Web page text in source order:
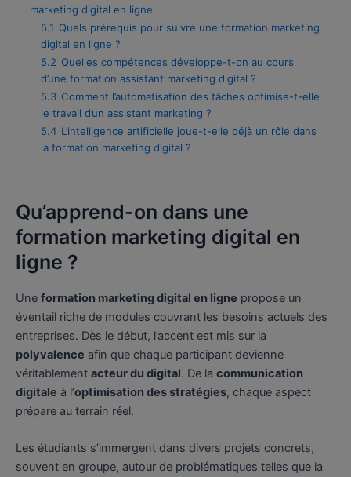
marketing digital en ligne
5.1 Quels prérequis pour suivre une formation marketing
digital en ligne ?
5.2 Quelles compétences développe-t-on au cours
d’une formation assistant marketing digital ?
5.3 Comment l’automatisation des tâches optimise-t-elle
le travail d’un assistant marketing ?
5.4 L’intelligence artificielle joue-t-elle déjà un rôle dans
la formation marketing digital ?
Qu’apprend-on dans une
formation marketing digital en
ligne ?
Une formation marketing digital en ligne propose un
éventail riche de modules couvrant les besoins actuels des
entreprises. Dès le début, l’accent est mis sur la
polyvalence afin que chaque participant devienne
véritablement acteur du digital. De la communication
digitale à l’optimisation des stratégies, chaque aspect
prépare au terrain réel.
Les étudiants s’immergent dans divers projets concrets,
souvent en groupe, autour de problématiques telles que la